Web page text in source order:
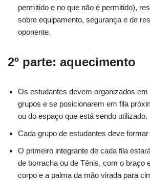
permitido e no que não é permitido),
sobre equipamento, segurança e de
oponente.
2º parte: aquecimento
Os estudantes devem organizados em
grupos e se posicionarem em fila
ou do espaço que está sendo utilizado.
Cada grupo de estudantes deve formar
O primeiro integrante de cada fila
de borracha ou de Tênis, com o braço
corpo e a palma da mão virada para